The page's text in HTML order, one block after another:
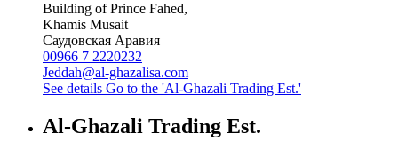
Building of Prince Fahed,
Khamis Musait
Саудовская Аравия
00966 7 2220232
Jeddah@al-ghazalisa.com
See details Go to the 'Al-Ghazali Trading Est.'
Al-Ghazali Trading Est.